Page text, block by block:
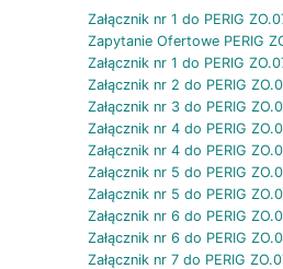
Załącznik nr 1 do PERIG
Zapytanie Ofertowe PERIG
Załącznik nr 1 do PERIG
Załącznik nr 2 do PERIG
Załącznik nr 3 do PERIG
Załącznik nr 4 do PERIG
Załącznik nr 4 do PERIG
Załącznik nr 5 do PERIG
Załącznik nr 5 do PERIG
Załącznik nr 6 do PERIG
Załącznik nr 6 do PERIG
Załącznik nr 7 do PERIG